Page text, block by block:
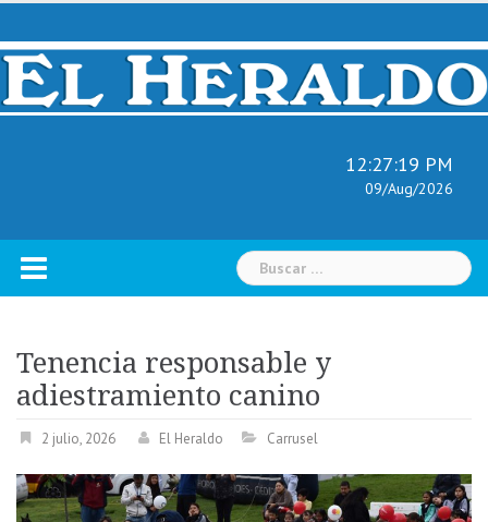
Skip
content
12:27:20 PM
09/Aug/2026
Buscar:
Tenencia responsable y
adiestramiento canino
2 julio, 2026 El Heraldo Carrusel